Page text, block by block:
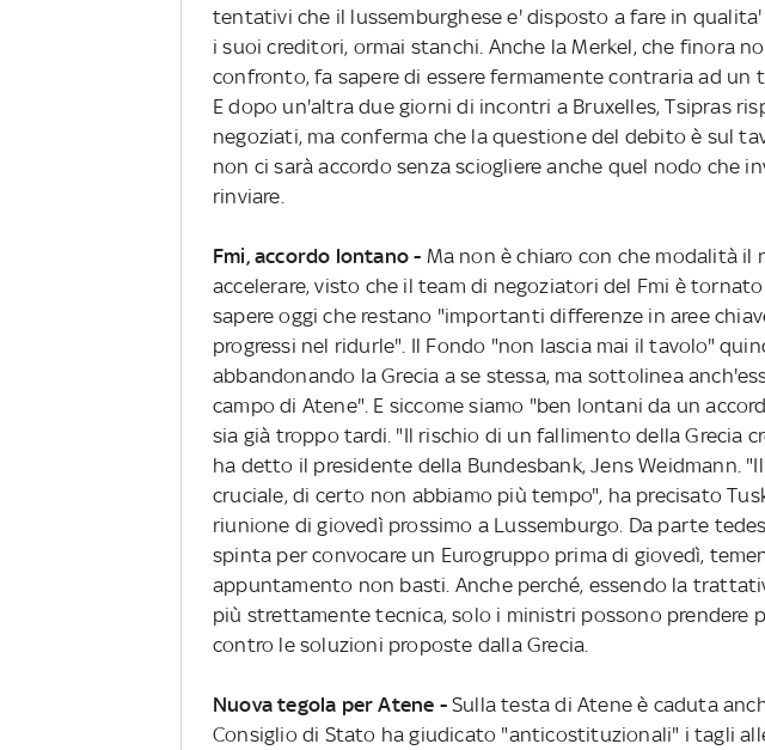
tentativi che il lussemburghese e' disposto a fare in
i suoi creditori, ormai stanchi. Anche la Merkel, che finora
confronto, fa sapere di essere fermamente contraria ad un
E dopo un'altra due giorni di incontri a Bruxelles, Tsipras
negoziati, ma conferma che la questione del debito è sul
non ci sarà accordo senza sciogliere anche quel nodo che
rinviare.
Fmi, accordo lontano - Ma non è chiaro con che modalità il
accelerare, visto che il team di negoziatori del Fmi è tornato
sapere oggi che restano "importanti differenze in aree
progressi nel ridurle". Il Fondo "non lascia mai il tavolo"
abbandonando la Grecia a se stessa, ma sottolinea
campo di Atene". E siccome siamo "ben lontani da un
sia già troppo tardi. "Il rischio di un fallimento della Grecia
ha detto il presidente della Bundesbank, Jens Weidmann.
cruciale, di certo non abbiamo più tempo", ha precisato
riunione di giovedì prossimo a Lussemburgo. Da parte
spinta per convocare un Eurogruppo prima di giovedì,
appuntamento non basti. Anche perché, essendo la
più strettamente tecnica, solo i ministri possono prendere
contro le soluzioni proposte dalla Grecia.
Nuova tegola per Atene - Sulla testa di Atene è caduta
Consiglio di Stato ha giudicato "anticostituzionali" i tagli